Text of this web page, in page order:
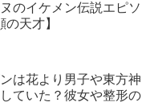
のイケメン伝説エピソ
天才】
は花より男子や東方神
ていた？彼女や整形の